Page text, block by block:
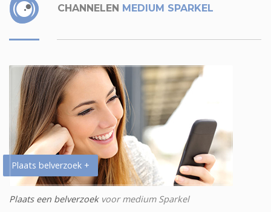
CHANNELEN MEDIUM SPARKEL
Plaats belverzoek +
Plaats een belverzoekvoor medium Sparkel